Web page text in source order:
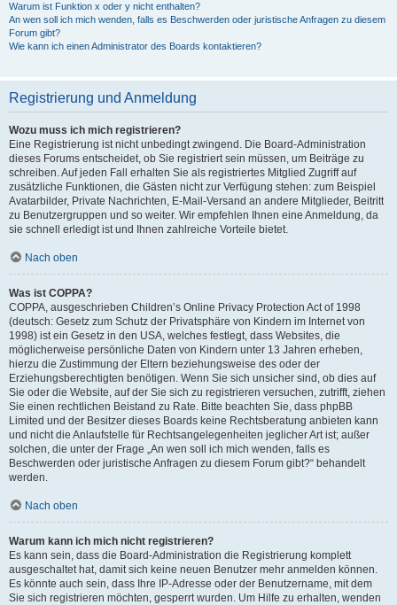
Warum ist Funktion x oder y nicht enthalten?
An wen soll ich mich wenden, falls es Beschwerden oder juristische Anfragen zu diesem
Forum gibt?
Wie kann ich einen Administrator des Boards kontaktieren?
Registrierung und Anmeldung
Wozu muss ich mich registrieren?
Eine Registrierung ist nicht unbedingt zwingend. Die Board-Administration
dieses Forums entscheidet, ob Sie registriert sein müssen, um Beiträge zu
schreiben. Auf jeden Fall erhalten Sie als registriertes Mitglied Zugriff auf
zusätzliche Funktionen, die Gästen nicht zur Verfügung stehen: zum Beispiel
Avatarbilder, Private Nachrichten, E-Mail-Versand an andere Mitglieder, Beitritt
zu Benutzergruppen und so weiter. Wir empfehlen Ihnen eine Anmeldung, da
sie schnell erledigt ist und Ihnen zahlreiche Vorteile bietet.
Nach oben
Was ist COPPA?
COPPA, ausgeschrieben Children’s Online Privacy Protection Act of 1998
(deutsch: Gesetz zum Schutz der Privatsphäre von Kindern im Internet von
1998) ist ein Gesetz in den USA, welches festlegt, dass Websites, die
möglicherweise persönliche Daten von Kindern unter 13 Jahren erheben,
hierzu die Zustimmung der Eltern beziehungsweise des oder der
Erziehungsberechtigten benötigen. Wenn Sie sich unsicher sind, ob dies auf
Sie oder die Website, auf der Sie sich zu registrieren versuchen, zutrifft, ziehen
Sie einen rechtlichen Beistand zu Rate. Bitte beachten Sie, dass phpBB
Limited und der Besitzer dieses Boards keine Rechtsberatung anbieten kann
und nicht die Anlaufstelle für Rechtsangelegenheiten jeglicher Art ist; außer
solchen, die unter der Frage „An wen soll ich mich wenden, falls es
Beschwerden oder juristische Anfragen zu diesem Forum gibt?“ behandelt
werden.
Nach oben
Warum kann ich mich nicht registrieren?
Es kann sein, dass die Board-Administration die Registrierung komplett
ausgeschaltet hat, damit sich keine neuen Benutzer mehr anmelden können.
Es könnte auch sein, dass Ihre IP-Adresse oder der Benutzername, mit dem
Sie sich registrieren möchten, gesperrt wurden. Um Hilfe zu erhalten, wenden